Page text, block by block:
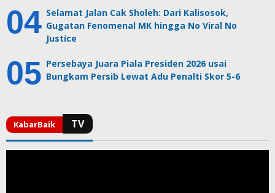
Selamat Jalan Cak Sholeh: Dari Kalisosok,
Gugatan Fenomenal MK hingga No Viral No
Justice
Persebaya Juara Piala Presiden 2026 usai
Bungkam Persib Lewat Adu Penalti Skor 5-6